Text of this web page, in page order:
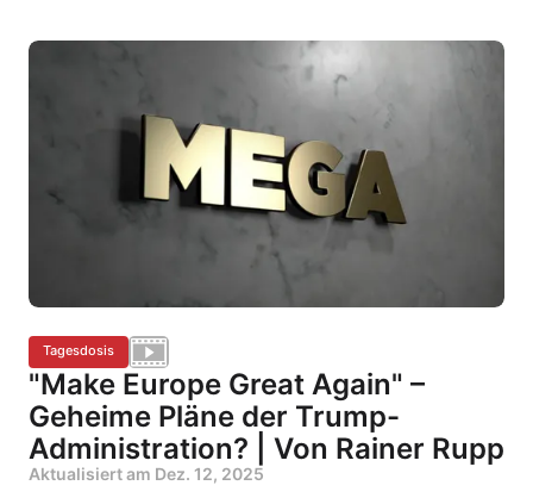
Tagesdosis
"Make Europe Great Again" –
Geheime Pläne der Trump-
Administration? | Von Rainer Rupp
Aktualisiert am Dez. 12, 2025